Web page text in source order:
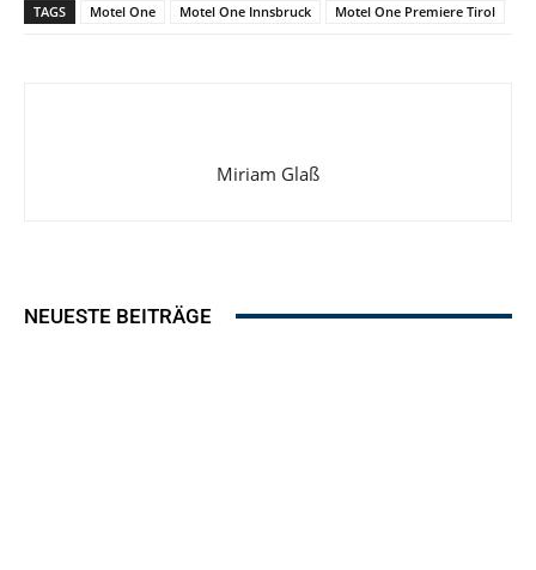
Der Lounge-Bereich im Innsbrucker Motel One. Bild: Motel One
TAGS Motel One Motel One Innsbruck Motel One Premiere Tirol
Miriam Glaß
NEUESTE BEITRÄGE